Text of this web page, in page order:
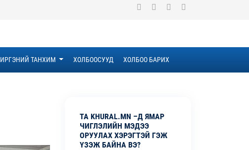
ИРГЭНИЙ ТАНХИМ ХОЛБООСУУД ХОЛБОО БАРИХ
ТА KHURAL.MN –Д ЯМАР
ЧИГЛЭЛИЙН МЭДЭЭ
ОРУУЛАХ ХЭРЭГТЭЙ ГЭЖ
ҮЗЭЖ БАЙНА ВЭ?